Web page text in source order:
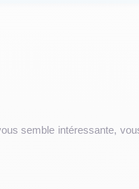
semble intéressante,